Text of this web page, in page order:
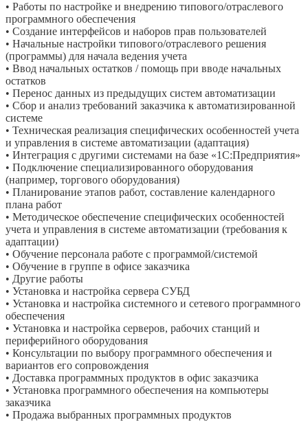
• Работы по настройке и внедрению типового/отраслевого
программного обеспечения
• Создание интерфейсов и наборов прав пользователей
• Начальные настройки типового/отраслевого решения
(программы) для начала ведения учета
• Ввод начальных остатков / помощь при вводе начальных
остатков
• Перенос данных из предыдущих систем автоматизации
• Сбор и анализ требований заказчика к автоматизированной
системе
• Техническая реализация специфических особенностей учета
и управления в системе автоматизации (адаптация)
• Интеграция с другими системами на базе «1С:Предприятия»
• Подключение специализированного оборудования
(например, торгового оборудования)
• Планирование этапов работ, составление календарного
плана работ
• Методическое обеспечение специфических особенностей
учета и управления в системе автоматизации (требования к
адаптации)
• Обучение персонала работе с программой/системой
• Обучение в группе в офисе заказчика
• Другие работы
• Установка и настройка сервера СУБД
• Установка и настройка системного и сетевого программного
обеспечения
• Установка и настройка серверов, рабочих станций и
периферийного оборудования
• Консультации по выбору программного обеспечения и
вариантов его сопровождения
• Доставка программных продуктов в офис заказчика
• Установка программного обеспечения на компьютеры
заказчика
• Продажа выбранных программных продуктов